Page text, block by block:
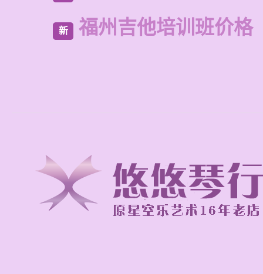
新 福州吉他培训班价格